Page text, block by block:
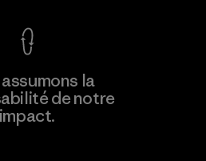
la
de notre
impact.